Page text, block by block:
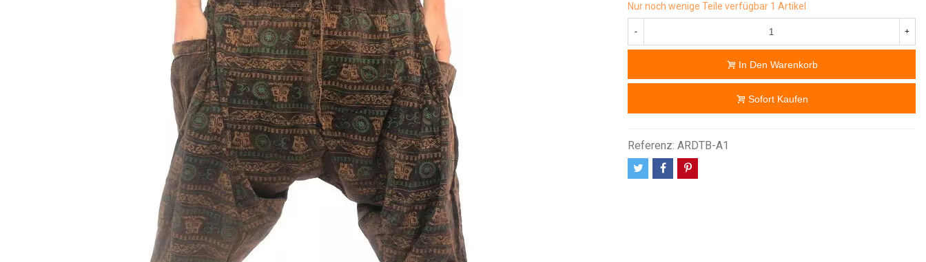
Nur noch wenige Teile verfügbar 1 Artikel
- +
In Den Warenkorb
Sofort Kaufen
Referenz: ARDTB-A1